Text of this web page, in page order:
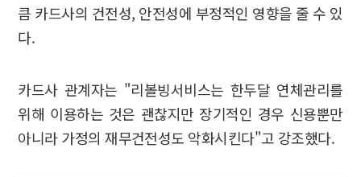
큼 카드사의 건전성, 안전성에 부정적인 영향을 줄 수 있
다.
카드사 관계자는 "리볼빙서비스는 한두달 연체관리를
위해 이용하는 것은 괜찮지만 장기적인 경우 신용뿐만
아니라 가정의 재무건전성도 악화시킨다"고 강조했다.